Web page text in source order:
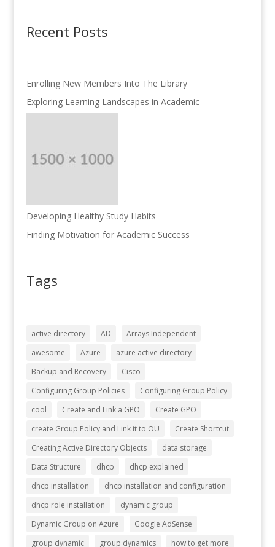
Recent Posts
Enrolling New Members Into The Library
Exploring Learning Landscapes in Academic
Developing Healthy Study Habits
Finding Motivation for Academic Success
Tags
active directory AD
Arrays Independent
awesome
Azure
azure active directory
Backup and Recovery
Cisco
Configuring Group Policies
Configuring Group Policy
cool
Create and Link a GPO
Create GPO
create Group Policy and Link it to OU
Create Shortcut
Creating Active Directory Objects
data storage
Data Structure
dhcp
dhcp explained
dhcp installation
dhcp installation and configuration
dhcp role installation
dynamic group
Dynamic Group on Azure
Google AdSense
group dynamic
group dynamics how to get more